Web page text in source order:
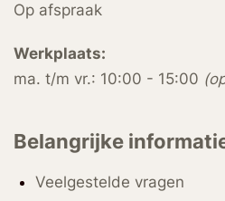
Op afspraak
Werkplaats:
ma. t/m vr.: 10:00 - 15:00
Belangrijke
Veelgestelde vragen